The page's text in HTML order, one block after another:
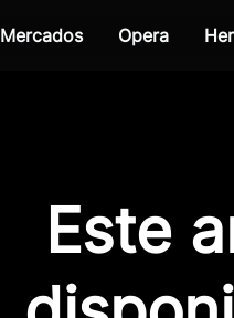
Mercados Opera
Este